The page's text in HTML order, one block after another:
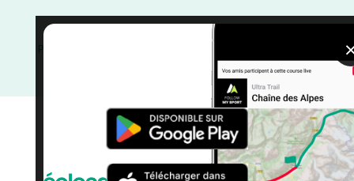
Provence Alpes Côte d'Azur
Dénivelé Moyen/courses/
Alpes Maritimes